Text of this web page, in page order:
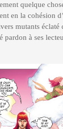
quelque
en la cohésion
mutants éclaté
pardon à ses